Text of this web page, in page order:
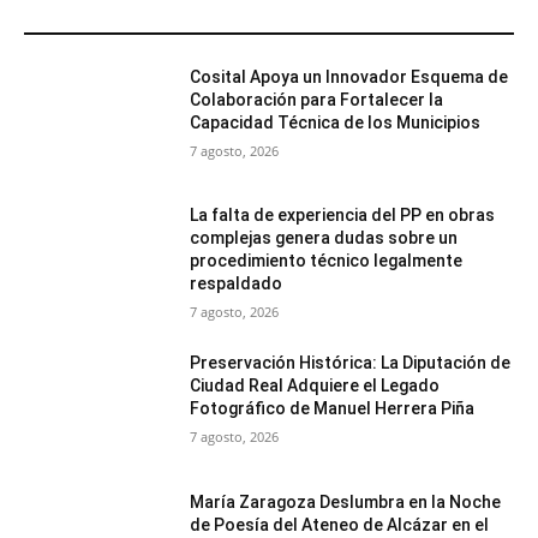
Cosital Apoya un Innovador Esquema de
Colaboración para Fortalecer la
Capacidad Técnica de los Municipios
7 agosto, 2026
La falta de experiencia del PP en obras
complejas genera dudas sobre un
procedimiento técnico legalmente
respaldado
7 agosto, 2026
Preservación Histórica: La Diputación de
Ciudad Real Adquiere el Legado
Fotográfico de Manuel Herrera Piña
7 agosto, 2026
María Zaragoza Deslumbra en la Noche
de Poesía del Ateneo de Alcázar en el